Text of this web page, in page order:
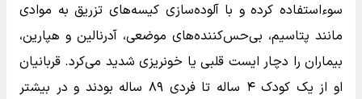
سوءاستفاده کرده و با آلوده‌سازی کیسه‌های تزریق به موادی
مانند پتاسیم، بی‌حس‌کننده‌های موضعی، آدرنالین و هپارین،
بیماران را دچار ایست قلبی یا خونریزی شدید می‌کرد. قربانیان
او از یک کودک ۴ ساله تا فردی ۸۹ ساله بودند و در بیشتر